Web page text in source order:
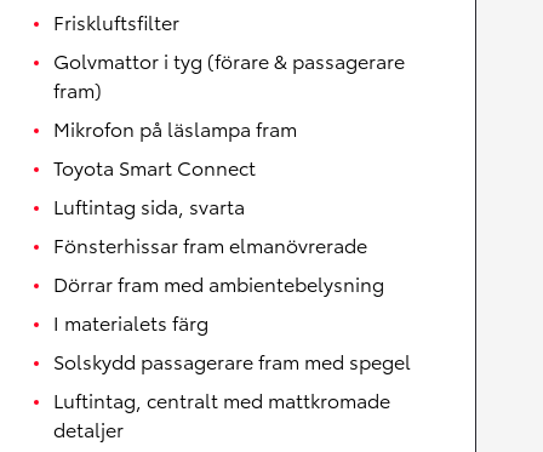
Friskluftsfilter
Golvmattor i tyg (förare & passagerare
fram)
Mikrofon på läslampa fram
Toyota Smart Connect
Luftintag sida, svarta
Fönsterhissar fram elmanövrerade
Dörrar fram med ambientebelysning
I materialets färg
Solskydd passagerare fram med spegel
Luftintag, centralt med mattkromade
detaljer